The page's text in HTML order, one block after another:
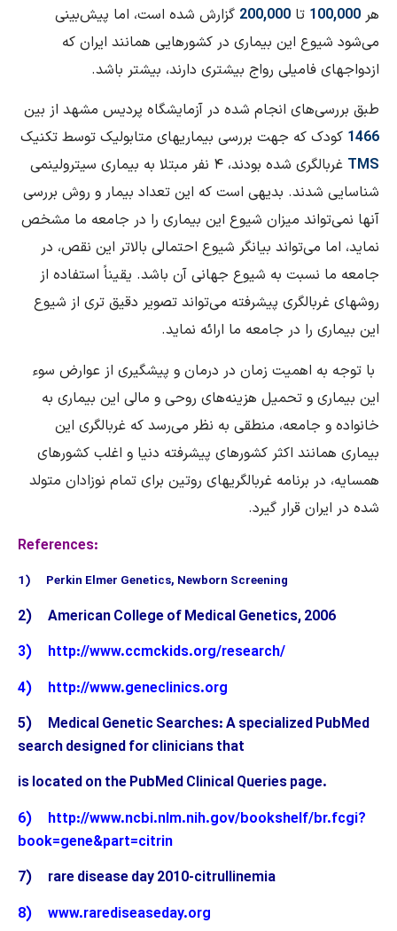
هر 100,000 تا 200,000 گزارش شده است، اما پیش‌بینی
می‌شود شیوع این بیماری در کشورهایی همانند ایران که
ازدواجهای فامیلی رواج بیشتری دارند، بیشتر باشد.
طبق بررسی‌های انجام شده در آزمایشگاه پردیس مشهد از بین
1466 کودک که جهت بررسی بیماریهای متابولیک توسط تکنیک
TMS
غربالگری شده بودند، ۴ نفر مبتلا به بیماری سیترولینمی
شناسایی شدند. بدیهی است که این تعداد بیمار و روش بررسی
آنها نمی‌تواند میزان شیوع این بیماری را در جامعه ما مشخص
نماید، اما می‌تواند بیانگر شیوع احتمالی بالاتر این نقص، در
جامعه ما نسبت به شیوع جهانی آن باشد. یقیناً استفاده از
روشهای غربالگری پیشرفته می‌تواند تصویر دقیق تری از شیوع
این بیماری را در جامعه ما ارائه نماید.
با توجه به اهمیت زمان در درمان و پیشگیری از عوارض سوء
این بیماری و تحمیل هزینه‌های روحی و مالی این بیماری به
خانواده و جامعه، منطقی به نظر می‌رسد که غربالگری این
بیماری همانند اکثر کشورهای پیشرفته دنیا و اغلب کشورهای
همسایه، در برنامه غربالگریهای روتین برای تمام نوزادان متولد
شده در ایران قرار گیرد.
References:
1) Perkin Elmer Genetics, Newborn Screening
2) American College of Medical Genetics, 2006
3) http://www.ccmckids.org/research/
4) http://www.geneclinics.org
5) Medical Genetic Searches: A specialized PubMed
search designed for clinicians that
is located on the PubMed Clinical Queries page.
6) http://www.ncbi.nlm.nih.gov/bookshelf/br.fcgi?
book=gene&part=citrin
7) rare disease day 2010-citrullinemia
8) www.rarediseaseday.org